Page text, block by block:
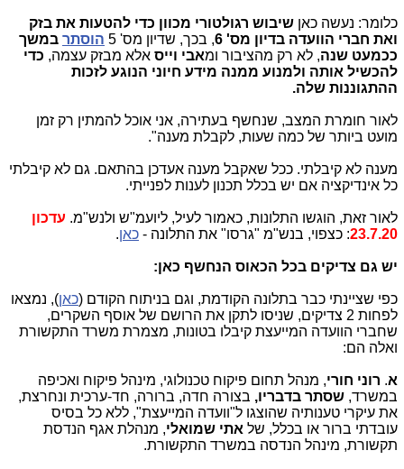
כלומר: נעשה כאן שיבוש רגולטורי מכוון כדי להטעות את בזק
ואת חברי הוועדה בדיון מס' 6
, בכך, שדיון מס' 5 הוסתר במשך
ככמעט שנה, לא רק מהציבור ומאבי וייס אלא מבזק עצמה, כדי
להכשיל אותה ולמנוע ממנה מידע חיוני הנוגע לזכות
ההתגוננות שלה.
לאור חומרת המצב, שנחשף בעתירה, אני אוכל להמתין רק זמן
מועט ביותר של כמה שעות, לקבלת מענה".
מענה לא קיבלתי. ככל שאקבל מענה אעדכן בהתאם. גם לא קיבלתי
כל אינדיקציה אם יש בכלל תכנון לענות לפנייתי.
לאור זאת, הוגשו התלונות, כאמור לעיל, ליועמ"ש ולנש"מ. עדכון
23.7.20: כצפוי, בנש"מ "גרסו" את התלונה - כאן.
יש גם צדיקים בכל הכאוס הנחשף כאן:
כפי שציינתי כבר בתלונה הקודמת, וגם בניתוח הקודם (כאן), נמצאו
לפחות 2 צדיקים, שניסו לתקן את הרושם של אוסף השקרים,
שחברי הוועדה המייעצת קיבלו בטונות, מצמרת משרד התקשורת
ואלה הם:
א. רוני חורי, מנהל תחום פיקוח טכנולוגי, מינהל פיקוח ואכיפה
במשרד, שסתר בדבריו, בצורה חדה, ברורה, חד-ערכית ונחרצת,
את עיקרי טענותיה שהוצגו ל"וועדה המייעצת", ללא כל בסיס
עובדתי ברור או בכלל, של אתי שמואלי, מנהלת אגף הנדסת
תקשורת, מינהל הנדסה במשרד התקשורת.